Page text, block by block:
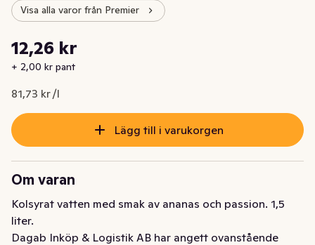
Visa alla varor från Premier
Nuvarande pris är: 12,26 kr
12,26 kr
+ 2,00 kr pant
81,73 kr /l
Styckpris: 81,73 kr /l
Lägg till i varukorgen
Om varan
Kolsyrat vatten med smak av ananas och passion. 1,5
liter.
Dagab Inköp & Logistik AB har angett ovanstående